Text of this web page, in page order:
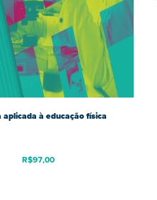
aplicada à educação física
R$97,00